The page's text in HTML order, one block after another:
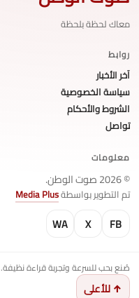
معاك لحظة بلحظة
روابط
آخر الأخبار
سياسة الخصوصية
الشروط والأحكام
تواصل
معلومات
© 2026 صوت الوطن.
تم التطوير بواسطةMedia Plus
FB
X
WA
صُنع بحب للسرعة وتجربة قراءة نظيفة.
↑ للأعلى